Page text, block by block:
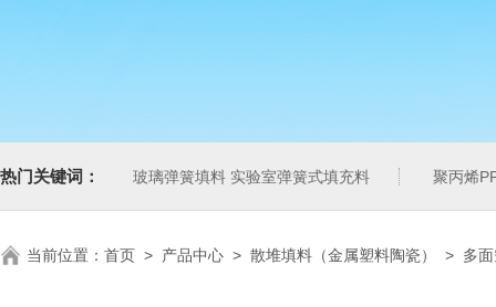
热门关键词： 玻璃弹簧填料 实验室弹簧式填充料 聚丙烯
当前位置： 首页 > 产品中心 > 散堆填料（金属塑料陶瓷） > 多